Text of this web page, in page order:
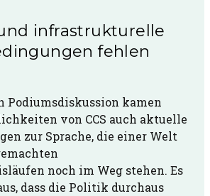
infrastrukturelle
fehlen
Podiumsdiskussion kamen
von CCS auch aktuelle
zur Sprache, die einer Welt
noch im Weg stehen. Es
dass die Politik durchaus